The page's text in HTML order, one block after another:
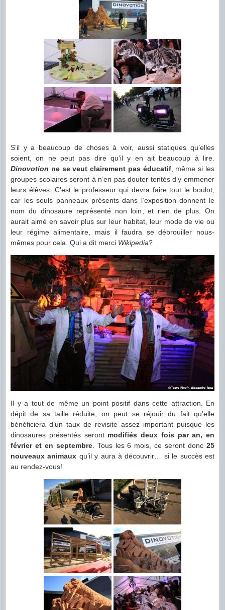
S’il y a beaucoup de choses à voir, aussi statiques qu’elles
soient, on ne peut pas dire qu’il y en ait beaucoup à lire.
Dinovotion ne se veut clairement pas éducatif, même si les
groupes scolaires seront à n’en pas douter tentés d’y emmener
leurs élèves. C’est le professeur qui devra faire tout le boulot,
car les seuls panneaux présents dans l’exposition donnent le
nom du dinosaure représenté non loin, et rien de plus. On
aurait aimé en savoir plus sur leur habitat, leur mode de vie ou
leur régime alimentaire, mais il faudra se débrouiller nous-
mêmes pour cela. Qui a dit merci Wikipedia?
Il y a tout de même un point positif dans cette attraction. En
dépit de sa taille réduite, on peut se réjouir du fait qu’elle
bénéficiera d’un taux de revisite assez important puisque les
dinosaures présentés seront modifiés deux fois par an, en
février et en septembre. Tous les 6 mois, ce seront donc25
nouveaux animaux qu’il y aura à découvrir… si le succès est
au rendez-vous!